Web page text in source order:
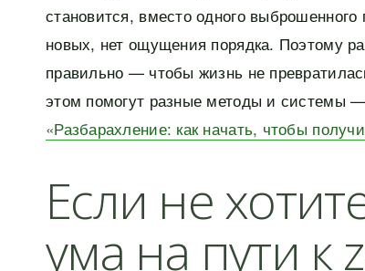
становится, вместо одного
новых, нет ощущения порядка. Поэтому
правильно — чтобы жизнь не
этом помогут разные методы и системы
«Разбарахление: как начать, чтобы
Если не
ума на пути к